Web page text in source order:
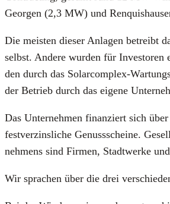
Geor­gen (2,3 MW) und
Die meis­ten die­ser Anla­gen betreibt
selbst. Ande­re wur­den für
den durch das Sol­ar­com­plex-
der Betrieb durch das eige­ne
Das Unter­neh­men finan­ziert sich
fest­ver­zins­li­che Genuss­schei­ne.
neh­mens sind Fir­men, Stadt­wer­ke
Wir spra­chen über die drei